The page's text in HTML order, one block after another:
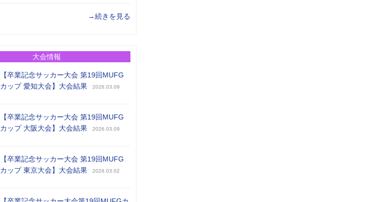
→続きを見る
大会情報
【卒業記念サッカー大会 第19回MUFG
カップ 愛知大会】大会結果
2026.03.09
【卒業記念サッカー大会 第19回MUFG
カップ 大阪大会】大会結果
2026.03.09
【卒業記念サッカー大会 第19回MUFG
カップ 東京大会】大会結果
2026.03.02